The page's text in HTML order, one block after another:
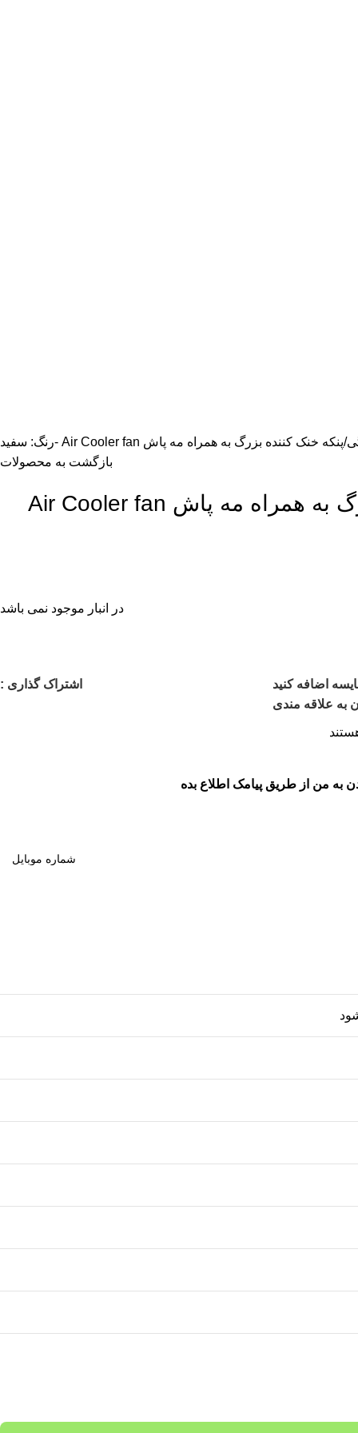
پنکه خنک کننده بزرگ به همراه مه پاش Air Cooler fan -رنگ: سفید
بازگشت به محصولات
پنکه خنک کننده بزرگ به همراه مه پاش Air Cooler fan
در انبار موجود نمی باشد
اضافه کنید
به علاقه مندی
اشتراک گذاری :
به من از طریق پیامک اطلاع بده